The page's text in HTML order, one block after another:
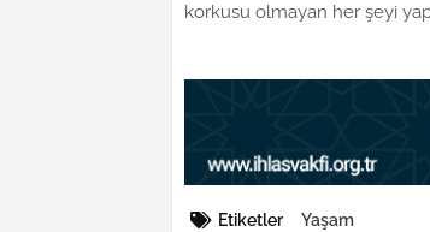
korkusu olmayan her şeyi
Etiketler Yaşam